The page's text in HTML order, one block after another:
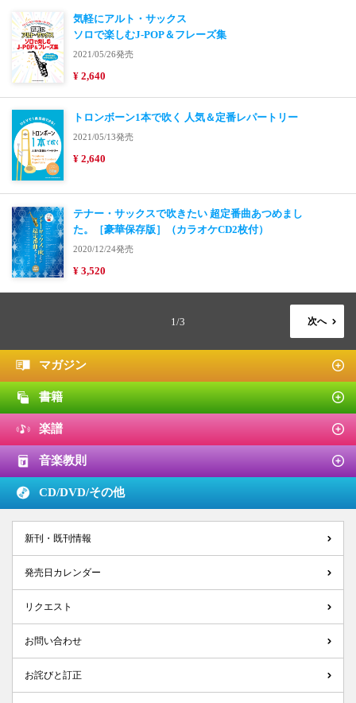
気軽にアルト・サックス
ソロで楽しむJ-POP＆フレーズ集
2021/05/26発売
¥ 2,640
トロンボーン1本で吹く 人気＆定番レパートリー
2021/05/13発売
¥ 2,640
テナー・サックスで吹きたい 超定番曲あつめまし
た。［豪華保存版］（カラオケCD2枚付）
2020/12/24発売
¥ 3,520
1/3 次へ
マガジン
書籍
楽譜
音楽教則
CD/DVD/その他
新刊・既刊情報
発売日カレンダー
リクエスト
お問い合わせ
お詫びと訂正